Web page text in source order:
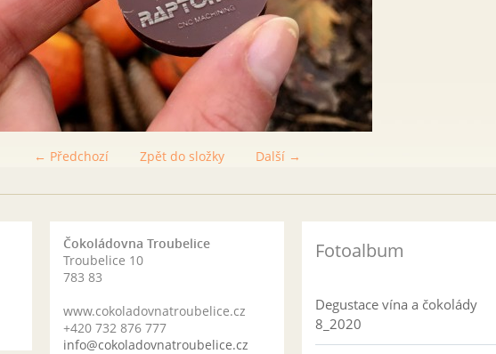
← Předchozí Další →
Zpět do složky
Čokoládovna Troubelice
Troubelice 10
783 83
www.cokoladovnatroubelice.cz
+420 732 876 777
info@cokoladovnatroubelice.cz
Fotoalbum
Degustace vína a čokolády
8_2020